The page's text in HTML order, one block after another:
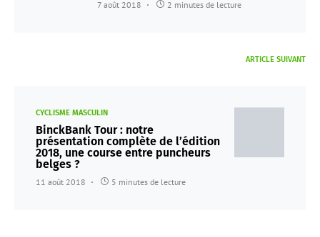
7 août 2018 2 minutes de lecture
ARTICLE SUIVANT
CYCLISME MASCULIN
BinckBank Tour : notre
présentation complète de l’édition
2018, une course entre puncheurs
belges ?
11 août 2018 5 minutes de lecture